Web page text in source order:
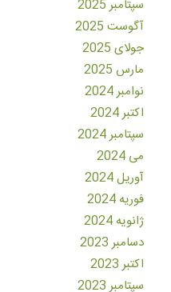
سپتامبر 2025
آگوست 2025
جولای 2025
مارس 2025
نوامبر 2024
اکتبر 2024
سپتامبر 2024
می 2024
آوریل 2024
فوریه 2024
ژانویه 2024
دسامبر 2023
اکتبر 2023
سپتامبر 2023